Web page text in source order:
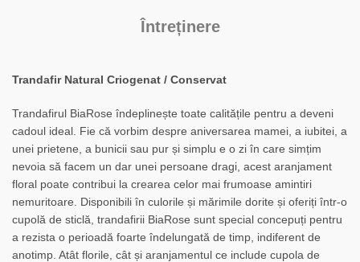
Întreținere
Trandafir Natural Criogenat / Conservat
Trandafirul BiaRose îndeplinește toate calitățile pentru a deveni
cadoul ideal. Fie că vorbim despre aniversarea mamei, a iubitei, a
unei prietene, a bunicii sau pur și simplu e o zi în care simțim
nevoia să facem un dar unei persoane dragi, acest aranjament
floral poate contribui la crearea celor mai frumoase amintiri
nemuritoare. Disponibili în culorile și mărimile dorite și oferiți într-o
cupolă de sticlă, trandafirii BiaRose sunt special concepuți pentru
a rezista o perioadă foarte îndelungată de timp, indiferent de
anotimp. Atât florile, cât și aranjamentul ce include cupola de